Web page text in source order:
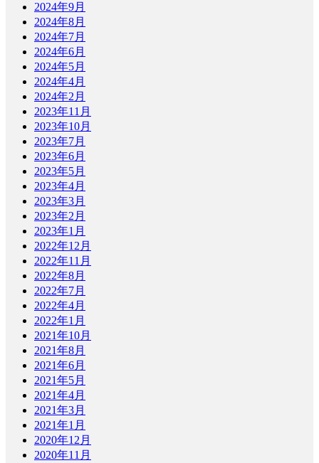
2024年9月
2024年8月
2024年7月
2024年6月
2024年5月
2024年4月
2024年2月
2023年11月
2023年10月
2023年7月
2023年6月
2023年5月
2023年4月
2023年3月
2023年2月
2023年1月
2022年12月
2022年11月
2022年8月
2022年7月
2022年4月
2022年1月
2021年10月
2021年8月
2021年6月
2021年5月
2021年4月
2021年3月
2021年1月
2020年12月
2020年11月